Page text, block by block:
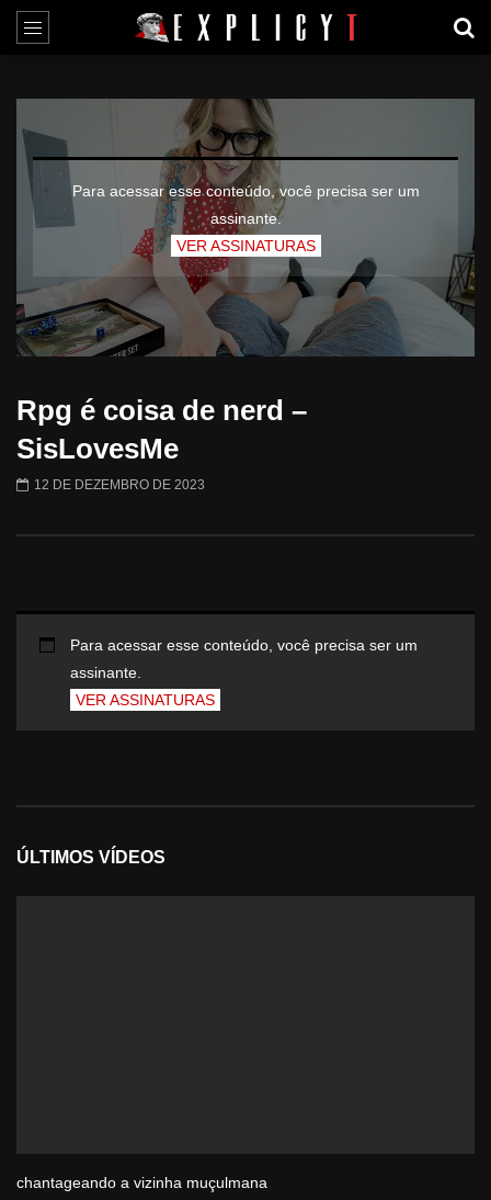
Para acessar esse conteúdo, você precisa ser um
assinante.
VER ASSINATURAS
Rpg é coisa de nerd –
SisLovesMe
12 DE DEZEMBRO DE 2023
Para acessar esse conteúdo, você precisa ser um
assinante.
VER ASSINATURAS
ÚLTIMOS VÍDEOS
chantageando a vizinha muçulmana